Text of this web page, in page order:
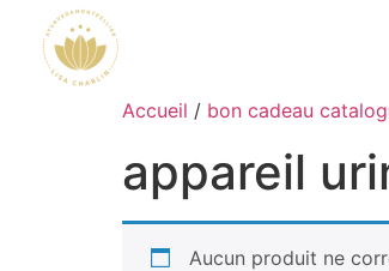
Accueil / bon cadeau
appareil
Aucun produit ne